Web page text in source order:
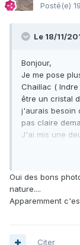
Posté(e)
Le 18/11/
Bonjour,
Je me pose
Chaillac (
être un cristal
j'aurais besoin
pas claire
J'ai mis une
est ce qu'il
est la 3 ème
Je suis désolé
photos ne sont
Cordialement
Oui des bons
nature....
Apparemment
Citer